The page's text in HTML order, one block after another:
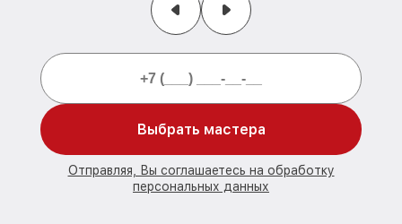
Выбрать мастера
Отправляя, Вы соглашаетесь на обработку
персональных данных